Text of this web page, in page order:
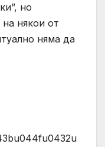
но
някои от
няма да